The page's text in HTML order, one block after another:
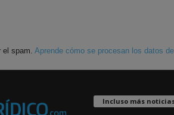
el spam. Aprende cómo se procesan los datos
Incluso más